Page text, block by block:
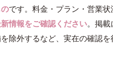
です。料金・プラン・営業
情報をご確認ください。掲載
除外するなど、実在の確認を